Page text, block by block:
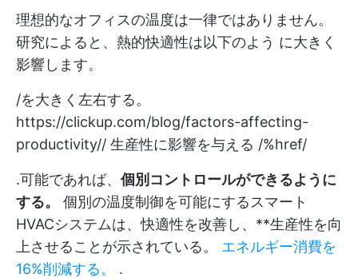
理想的なオフィスの温度は一律ではありません。
研究によると、熱的快適性は以下のよう に大きく
影響します。
/を大きく左右する。
https://clickup.com/blog/factors-affecting-
productivity// 生産性に影響を与える /%href/
.可能であれば、 個別コントロールができるように
する。
個別の温度制御を可能にするスマート
HVACシステムは、快適性を改善し、**生産性を向
上させることが示されている。 エネルギー消費を
16%削減する。
.